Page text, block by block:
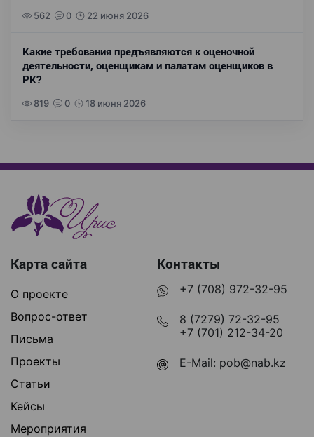
562 0 22 июня 2026
Какие требования предъявляются к оценочной
деятельности, оценщикам и палатам оценщиков в
РК?
819 0 18 июня 2026
Карта сайта
О проекте
Вопрос-ответ
Письма
Проекты
Статьи
Кейсы
Мероприятия
Контакты
+7 (708) 972-32-95
8 (7279) 72-32-95
+7 (701) 212-34-20
E-Mail: pob@nab.kz